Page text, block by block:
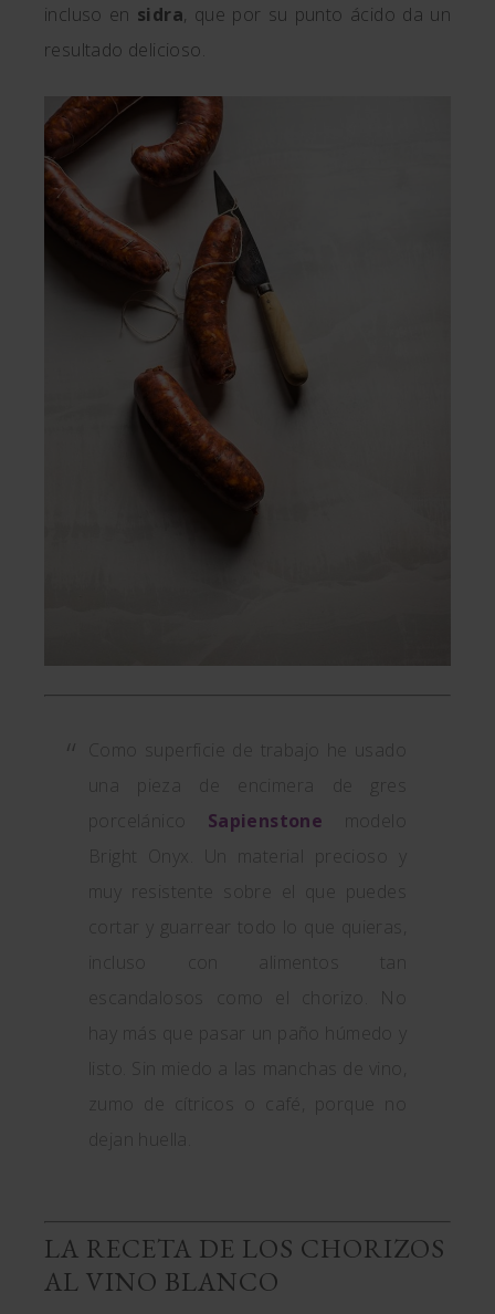
incluso en sidra, que por su punto ácido da un
resultado delicioso.
Como superficie de trabajo he usado
una pieza de encimera de gres
Sapienstone modelo
Bright Onyx. Un material precioso y
muy resistente sobre el que puedes
cortar y guarrear todo lo que quieras,
incluso con alimentos tan
escandalosos como el chorizo. No
hay más que pasar un paño húmedo y
listo. Sin miedo a las manchas de vino,
zumo de cítricos o café, porque no
LA RECETA DE LOS CHORIZOS
AL VINO BLANCO